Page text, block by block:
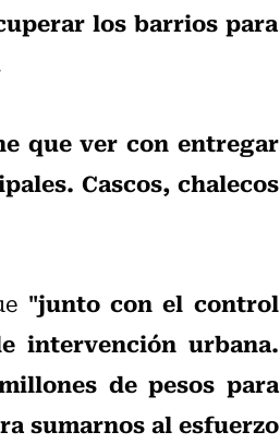
los barrios para
que ver con entregar
Cascos, chalecos
"junto con el control
intervención urbana.
de pesos para
sumarnos al esfuerzo